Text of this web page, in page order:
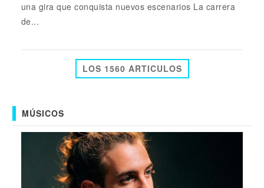
una gira que conquista nuevos escenarios La carrera
de...
LOS 1560 ARTICULOS
MÚSICOS